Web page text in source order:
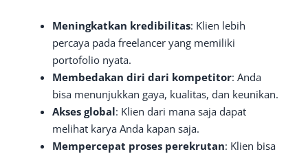
Meningkatkan kredibilitas: Klien lebih
percaya pada freelancer yang memiliki
portofolio nyata.
Membedakan diri dari kompetitor: Anda
bisa menunjukkan gaya, kualitas, dan keunikan.
Akses global: Klien dari mana saja dapat
melihat karya Anda kapan saja.
Mempercepat proses perekrutan: Klien bisa